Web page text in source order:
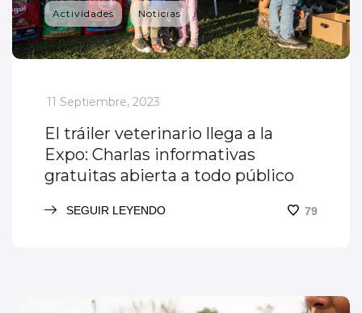
Actividades Noticias
_
11 Septiembre, 2023
El tráiler veterinario llega a la
Expo: Charlas informativas
gratuitas abierta a todo público
SEGUIR LEYENDO 79